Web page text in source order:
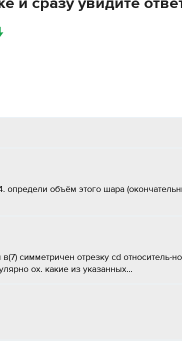
и сразу увидите
определи объём этого шара
симметричен отрезку cd относитель-но
ох. какие из указанных...